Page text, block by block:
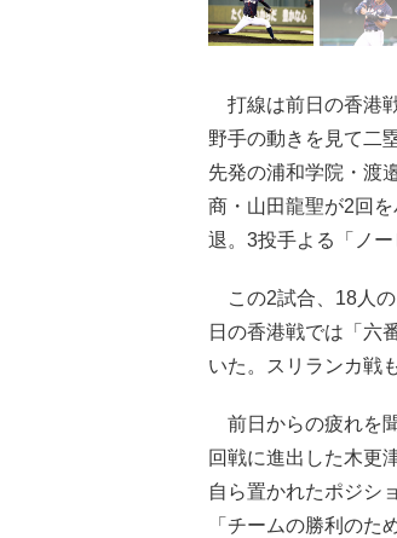
打線は前日の香港
野手の動きを見て二
先発の浦和学院・渡
商・山田龍聖が2回
退。3投手よる「ノー
この2試合、18人の
日の香港戦では「六
いた。スリランカ戦
前日からの疲れを
回戦に進出した木更
自ら置かれたポジシ
「チームの勝利のた